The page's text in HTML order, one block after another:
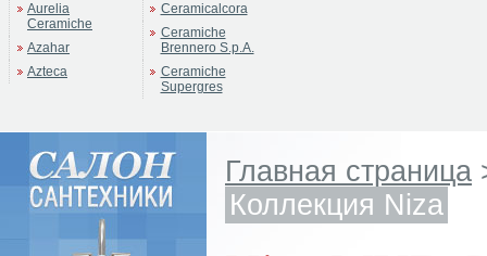
Aurelia
Ceramiche
Azahar
Azteca
Ceramicalcora
Ceramiche
Brennero S.p.A.
Ceramiche
Supergres
Главная страница
Коллекция Niza